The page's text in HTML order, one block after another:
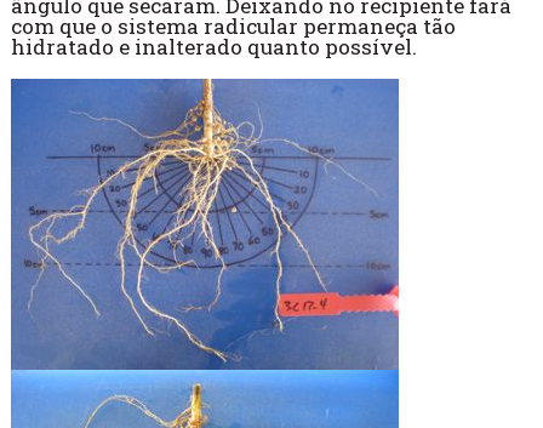
ângulo que secaram. Deixando no recipiente fará
com que o sistema radicular permaneça tão
hidratado e inalterado quanto possível.